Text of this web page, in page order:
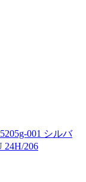
001 シルバ
24H/206